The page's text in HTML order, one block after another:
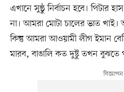
এখানে সুষ্ঠু নির্বাচন হবে। পিটার
না। আমরা মোটা চালের ভাত
কিন্তু আমরা আওয়ামী লীগ ইমান
মারব, বাঙালি কত দুষ্টু তখন বুঝতে